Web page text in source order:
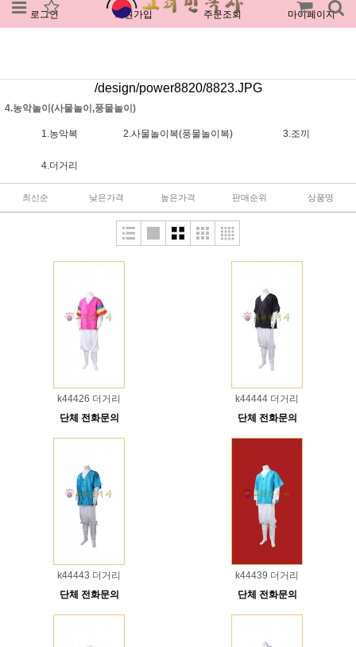
로그인 회원가입 주문조회 마이페이지
/design/power8820/8823.JPG
4.농악놀이(사물놀이,풍물놀이)
1.농악복 2.사물놀이복(풍물놀이복) 3.조끼
4.더거리
최신순 낮은가격 높은가격 판매순위 상품명
k44426 더거리
단체 전화문의
k44444 더거리
단체 전화문의
k44443 더거리
단체 전화문의
k44439 더거리
단체 전화문의